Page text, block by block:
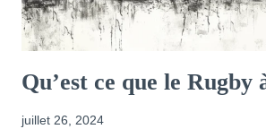
Qu’est ce que le Rugby
juillet 26, 2024